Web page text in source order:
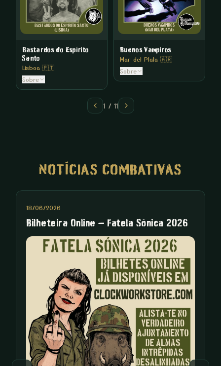
Bastardos do Espírito
Santo
Lisboa 🇵🇹
Sobre
Buenos Vampiros
Mar del Plata 🇦🇷
Sobre
1 / 11
NOTÍCIAS COMBATIVAS
18/06/2026
Bilheteira Online – Fatela Sónica 2026